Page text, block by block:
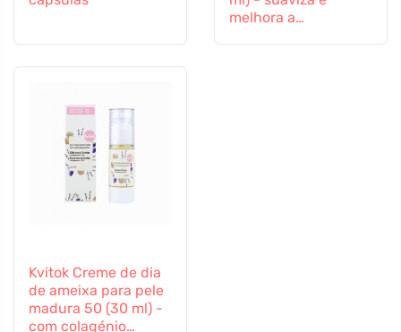
melhora a
Kvitok Creme de dia
de ameixa para pele
madura 50 (30 ml) -
com colagénio